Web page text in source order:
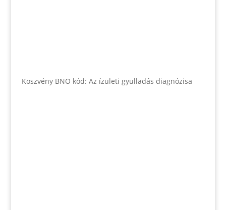
Köszvény BNO kód: Az ízületi gyulladás diagnózisa